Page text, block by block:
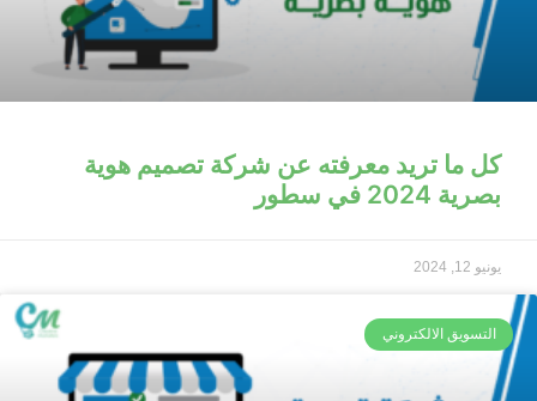
كل ما تريد معرفته عن شركة تصميم هوية
بصرية 2024 في سطور
يونيو 12, 2024
التسويق الالكتروني